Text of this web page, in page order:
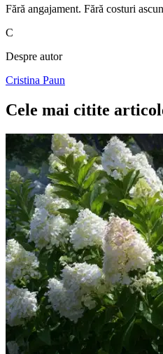
Fără angajament. Fără costuri
C
Despre autor
Cristina Paun
Cele mai citite